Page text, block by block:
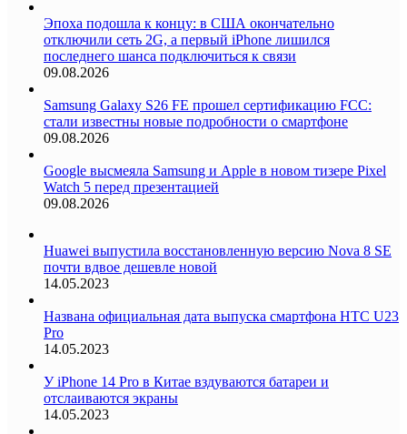
Эпоха подошла к концу: в США окончательно
отключили сеть 2G, а первый iPhone лишился
последнего шанса подключиться к связи
09.08.2026
Samsung Galaxy S26 FE прошел сертификацию FCC:
стали известны новые подробности о смартфоне
09.08.2026
Google высмеяла Samsung и Apple в новом тизере Pixel
Watch 5 перед презентацией
09.08.2026
Huawei выпустила восстановленную версию Nova 8 SE
почти вдвое дешевле новой
14.05.2023
Названа официальная дата выпуска смартфона HTC U23
Pro
14.05.2023
У iPhone 14 Pro в Китае вздуваются батареи и
отслаиваются экраны
14.05.2023